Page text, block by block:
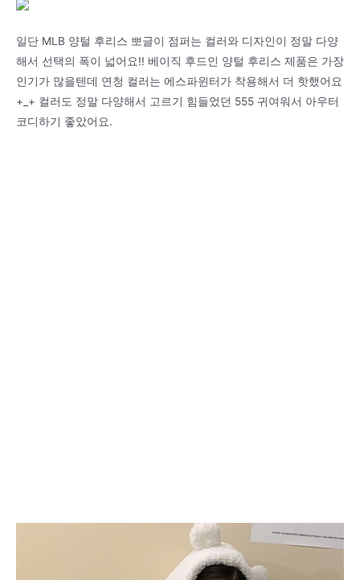
일단 MLB 양털 후리스 뽀글이 점퍼는 컬러와 디자인이 정말 다양
해서 선택의 폭이 넓어요!! 베이직 후드인 양털 후리스 제품은 가장
인기가 많을텐데 연청 컬러는 에스파윈터가 착용해서 더 핫했어요
+_+ 컬러도 정말 다양해서 고르기 힘들었던 555 귀여워서 아우터
코디하기 좋았어요.